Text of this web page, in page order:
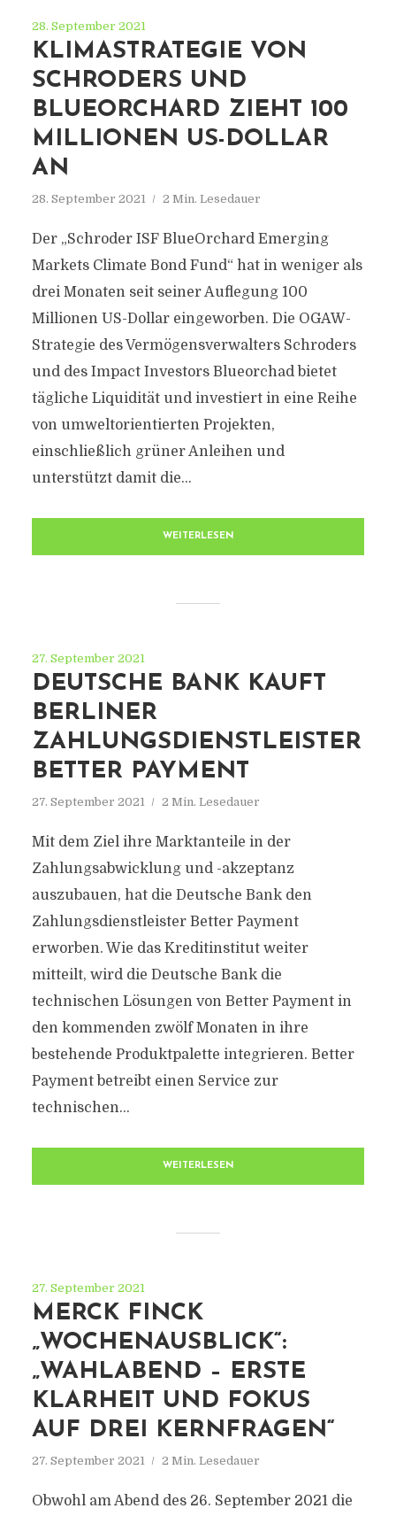
28. September 2021
KLIMASTRATEGIE VON
SCHRODERS UND
BLUEORCHARD ZIEHT 100
MILLIONEN US-DOLLAR
AN
28. September 2021 2 Min. Lesedauer
Der „Schroder ISF BlueOrchard Emerging
Markets Climate Bond Fund“ hat in weniger als
drei Monaten seit seiner Auflegung 100
Millionen US-Dollar eingeworben. Die OGAW-
Strategie des Vermögensverwalters Schroders
und des Impact Investors Blueorchad bietet
tägliche Liquidität und investiert in eine Reihe
von umweltorientierten Projekten,
einschließlich grüner Anleihen und
unterstützt damit die...
WEITERLESEN
27. September 2021
DEUTSCHE BANK KAUFT
BERLINER
ZAHLUNGSDIENSTLEISTER
BETTER PAYMENT
27. September 2021 2 Min. Lesedauer
Mit dem Ziel ihre Marktanteile in der
Zahlungsabwicklung und -akzeptanz
auszubauen, hat die Deutsche Bank den
Zahlungsdienstleister Better Payment
erworben. Wie das Kreditinstitut weiter
mitteilt, wird die Deutsche Bank die
technischen Lösungen von Better Payment in
den kommenden zwölf Monaten in ihre
bestehende Produktpalette integrieren. Better
Payment betreibt einen Service zur
technischen...
WEITERLESEN
27. September 2021
MERCK FINCK
„WOCHENAUSBLICK“:
„WAHLABEND – ERSTE
KLARHEIT UND FOKUS
AUF DREI KERNFRAGEN“
27. September 2021 2 Min. Lesedauer
Obwohl am Abend des 26. September 2021 die